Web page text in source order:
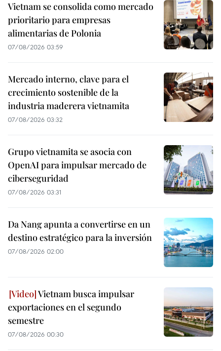
Vietnam se consolida como mercado
prioritario para empresas
alimentarias de Polonia
07/08/2026 03:59
Mercado interno, clave para el
crecimiento sostenible de la
industria maderera vietnamita
07/08/2026 03:32
Grupo vietnamita se asocia con
OpenAI para impulsar mercado de
ciberseguridad
07/08/2026 03:31
Da Nang apunta a convertirse en un
destino estratégico para la inversión
07/08/2026 02:00
Vietnam busca impulsar
exportaciones en el segundo
semestre
07/08/2026 00:30